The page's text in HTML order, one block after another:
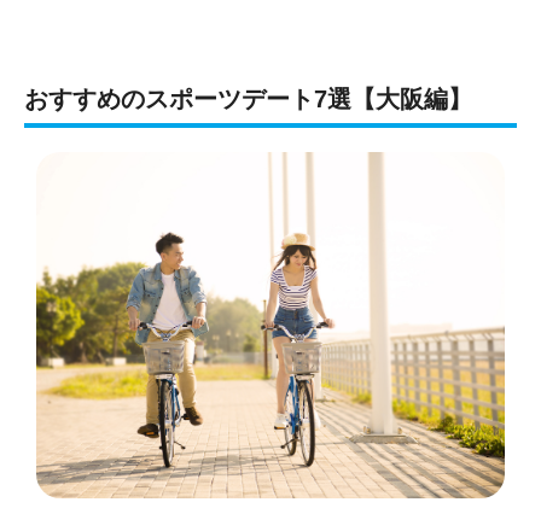
おすすめのスポーツデート7選【大阪編】